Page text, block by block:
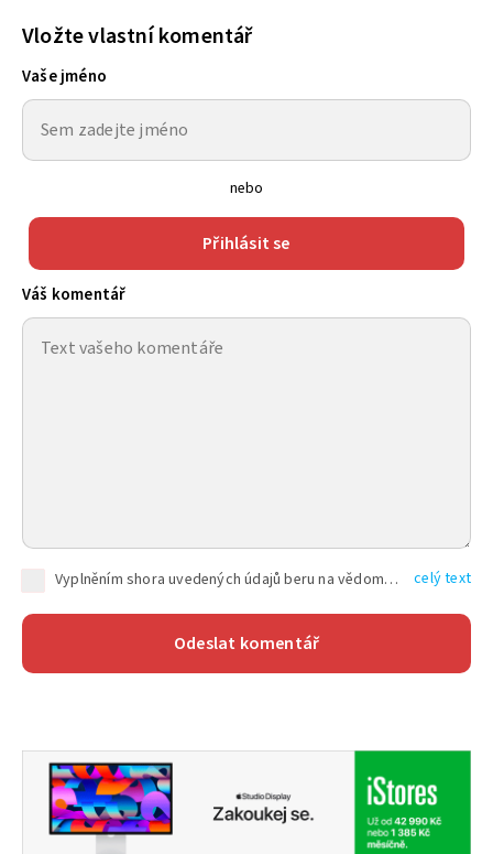
Vložte vlastní komentář
Vaše jméno
nebo
Přihlásit se
Váš komentář
Vyplněním shora uvedených údajů beru na vědomí, že společnost TEXT FACTORY s.r.o., sídlem Brno, Durďákova 336/29, Černá Pole, PSČ: 613 00, IČ: 06157831, zapsané u Krajského soudu v Brně, oddíl C, vložka 100399, bude zpracovávat mé osobní údaje uvedené v rámci mnou vyplněného registračního formuláře na základě oprávněných zájmů TEXT FACTORY s.r.o. dle čl. 6 odst. 1 písm. f) GDPR a pro splnění právních povinností (čl. 6 odst. 1 písm. c) GDPR), a to pro tyto účely: nezbytnost zajistit oprávnění návštěvníka webových stránek provozovaných společností TEXT FACTORY s.r.o. přispívat aktivně ke zveřejněným článkům nebo v rámci diskusních fór a výkon práv TEXT FACTORY s.r.o. jako administrátora těchto diskusních fór. Více informací o zpracování osobních údajů a právech lze nalézt v celý text